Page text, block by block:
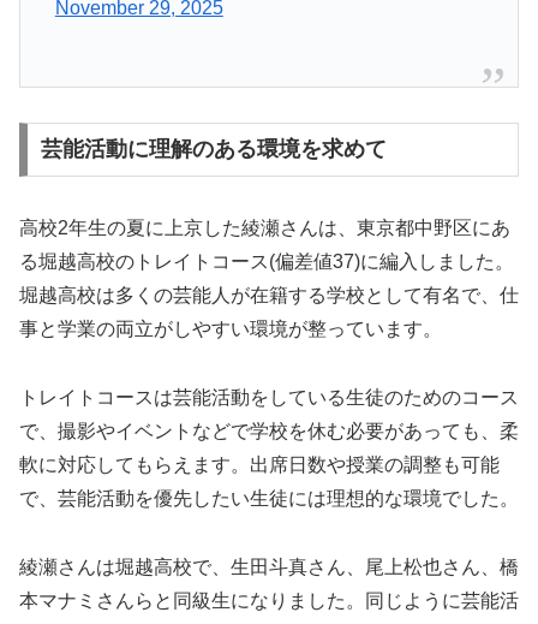
November 29, 2025
芸能活動に理解のある環境を求めて
高校2年生の夏に上京した綾瀬さんは、東京都中野区にあ
る堀越高校のトレイトコース(偏差値37)に編入しました。
堀越高校は多くの芸能人が在籍する学校として有名で、仕
事と学業の両立がしやすい環境が整っています。
トレイトコースは芸能活動をしている生徒のためのコース
で、撮影やイベントなどで学校を休む必要があっても、柔
軟に対応してもらえます。出席日数や授業の調整も可能
で、芸能活動を優先したい生徒には理想的な環境でした。
綾瀬さんは堀越高校で、生田斗真さん、尾上松也さん、橋
本マナミさんらと同級生になりました。同じように芸能活